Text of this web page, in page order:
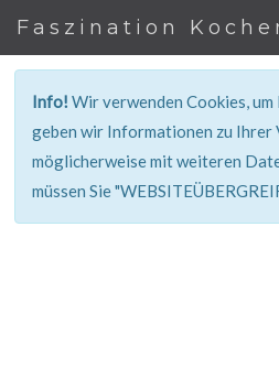
Faszination
Info!Wir verwenden Cookies,
geben wir Informationen zu Ihrer
möglicherweise mit weiteren
müssen Sie